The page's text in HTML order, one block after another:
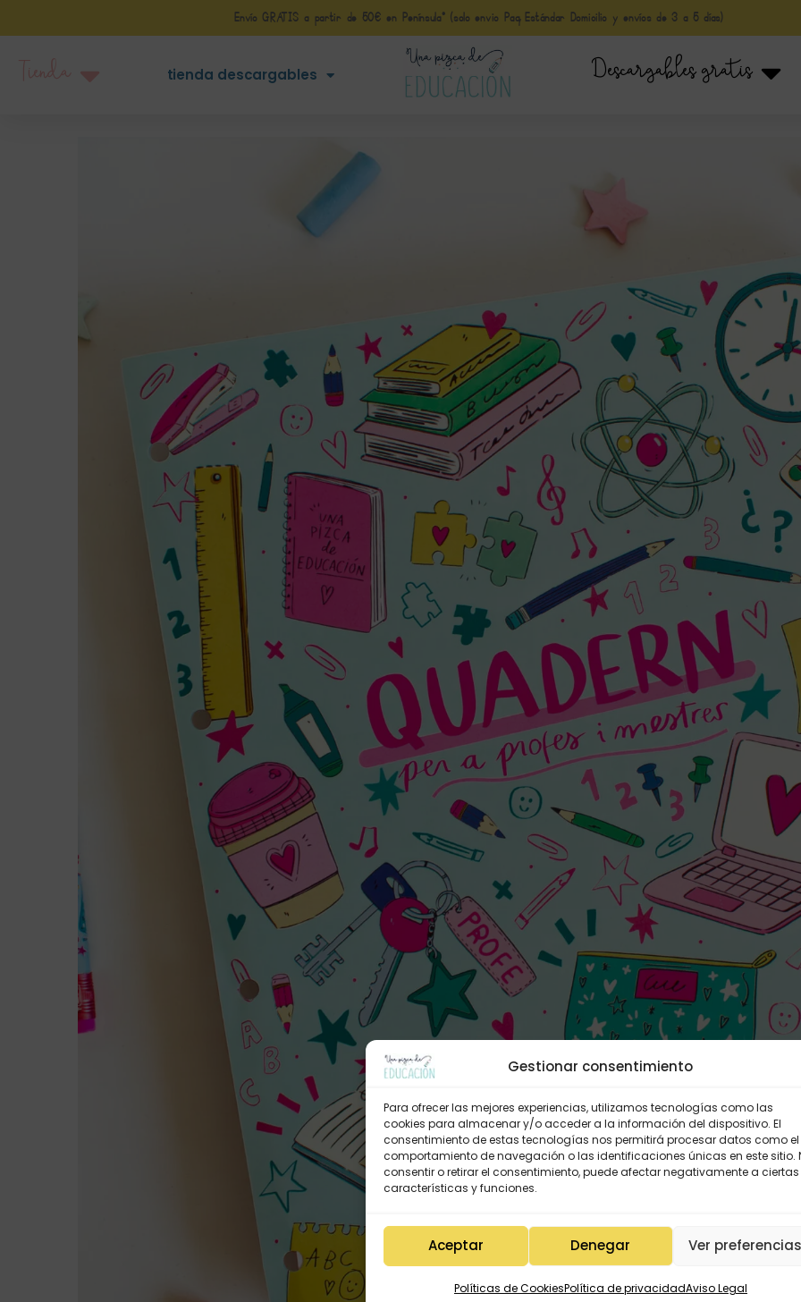
Gestionar consentimiento
Para ofrecer las mejores experiencias, utilizamos tecnologías como las
cookies para almacenar y/o acceder a la información del dispositivo. El
consentimiento de estas tecnologías nos permitirá procesar datos como el
comportamiento de navegación o las identificaciones únicas en este sitio.
consentir o retirar el consentimiento, puede afectar negativamente a ciertas
características y funciones.
Aceptar Denegar Ver
Políticas de CookiesPolítica de privacidadAviso Legal
Envío GRATIS a partir de 50€ en Península* (solo envio Paq Estándar Domicilio y envíos de 3 a 5 días)
tienda descargables Descargables gratis